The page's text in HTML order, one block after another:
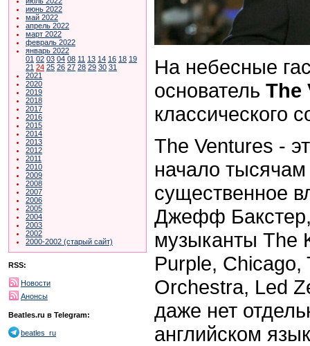
июнь 2022
май 2022
апрель 2022
март 2022
февраль 2022
январь 2022
01 02 03 04 08 11 13 14 16 18 19
21 24 25 26 27 28 29 30 31
2021
2020
2019
2018
2017
2016
2015
2014
2013
2012
2011
2010
2009
2008
2007
2006
2005
2004
2003
2002
2000-2002 (старый сайт)
RSS:
Новости
Анонсы
Beatles.ru в Telegram:
beatles_ru
На небесные
основатель The
классического
The Ventures -
начало
существенное
Джефф
музыканты The
Purple,
Orchestra, Led
даже нет
английском